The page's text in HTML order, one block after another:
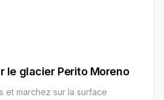
le glacier Perito Moreno
et marchez sur la surface